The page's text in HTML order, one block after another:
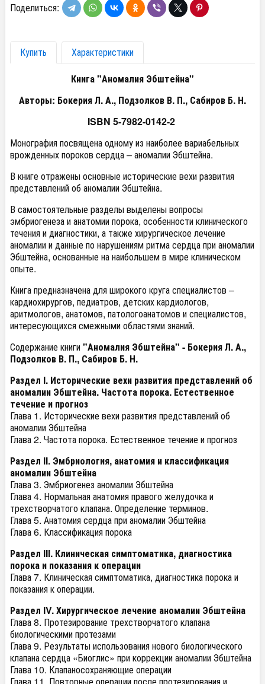
Поделиться:
Купить
Характеристики
Книга "Аномалия Эбштейна"
Авторы: Бокерия Л. А., Подзолков В. П., Сабиров Б. Н.
ISBN 5-7982-0142-2
Монография посвящена одному из наиболее вариабельных
врожденных пороков сердца – аномалии Эбштейна.
В книге отражены основные исторические вехи развития
представлений об аномалии Эбштейна.
В самостоятельные разделы выделены вопросы
эмбриогенеза и анатомии порока, особенности клинического
течения и диагностики, а также хирургическое лечение
аномалии и данные по нарушениям ритма сердца при аномалии
Эбштейна, основанные на наибольшем в мире клиническом
опыте.
Книга предназначена для широкого круга специалистов –
кардиохирургов, педиатров, детских кардиологов,
аритмологов, анатомов, патологоанатомов и специалистов,
интересующихся смежными областями знаний.
Содержание книги"Аномалия Эбштейна" - Бокерия Л. А.,
Подзолков В. П., Сабиров Б. Н.
Раздел I. Исторические вехи развития представлений об
аномалии Эбштейна. Частота порока. Естественное
течение и прогноз
Глава 1. Исторические вехи развития представлений об
аномалии Эбштейна
Глава 2. Частота порока. Естественное течение и прогноз
Раздел II. Эмбриология, анатомия и классификация
аномалии Эбштейна
Глава 3. Эмбриогенез аномалии Эбштейна
Глава 4. Нормальная анатомия правого желудочка и
трехстворчатого клапана. Определение терминов.
Глава 5. Анатомия сердца при аномалии Эбштейна
Глава 6. Классификация порока
Раздел III. Клиническая симптоматика, диагностика
порока и показания к операции
Глава 7. Клиническая симптоматика, диагностика порока и
показания к операции.
Раздел IV. Хирургическое лечение аномалии Эбштейна
Глава 8. Протезирование трехстворчатого клапана
биологическими протезами
Глава 9. Результаты использования нового биологического
клапана сердца «Биоглис» при коррекции аномалии Эбштейна
Глава 10. Клапаносохраняющие операции